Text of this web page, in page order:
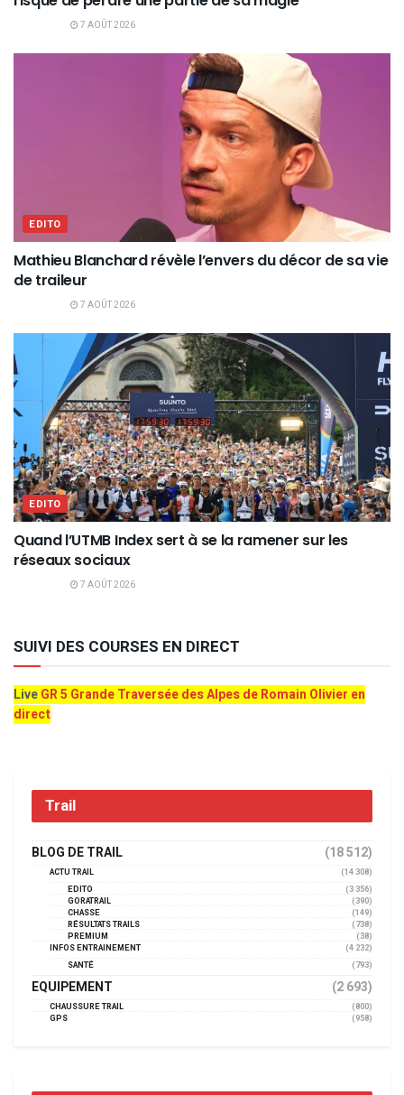
7 AOÛT 2026
EDITO
Mathieu Blanchard révèle l’envers du décor de sa vie
de traileur
7 AOÛT 2026
EDITO
Quand l’UTMB Index sert à se la ramener sur les
réseaux sociaux
7 AOÛT 2026
SUIVI DES COURSES EN DIRECT
LiveGR 5 Grande Traversée des Alpes de Romain Olivier en
direct
Trail
BLOG DE TRAIL (18 512)
ACTU TRAIL
(14 308)
EDITO
(3 356)
GORATRAIL
(390)
CHASSE
(149)
RÉSULTATS TRAILS
(738)
PREMIUM
(38)
INFOS ENTRAINEMENT
(4 232)
SANTÉ
(793)
EQUIPEMENT (2 693)
CHAUSSURE TRAIL
(800)
GPS
(958)